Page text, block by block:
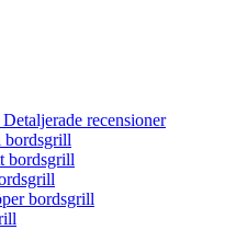
recensioner
bordsgrill
bordsgrill
bordsgrill